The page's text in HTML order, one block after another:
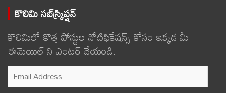
కొలిమి సబ్‌స్క్రిప్షన్
కొలిమిలో కొత్త పోస్టుల నోటిఫికేషన్స్ కోసం ఇక్కడ మీ
ఈమెయిల్ ని ఎంటర్ చేయండి.
Email
Address